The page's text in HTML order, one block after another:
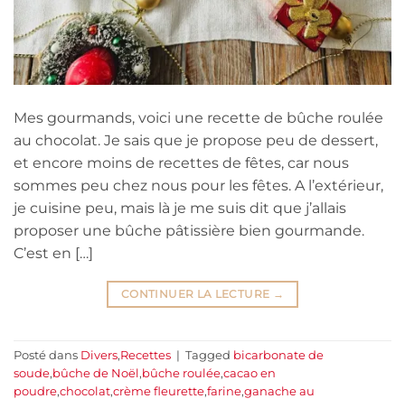
Mes gourmands, voici une recette de bûche roulée
au chocolat. Je sais que je propose peu de dessert,
et encore moins de recettes de fêtes, car nous
sommes peu chez nous pour les fêtes. A l’extérieur,
je cuisine peu, mais là je me suis dit que j’allais
proposer une bûche pâtissière bien gourmande.
C’est en […]
CONTINUER LA LECTURE →
Posté dans Divers,Recettes | Tagged bicarbonate de
soude,bûche de Noël ,bûche roulée,cacao en
poudre,chocolat,crème fleurette,farine,ganache au